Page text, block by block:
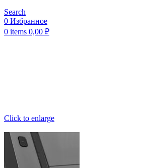
Search
0 Избранное
0 items 0,00 ₽
Click to enlarge